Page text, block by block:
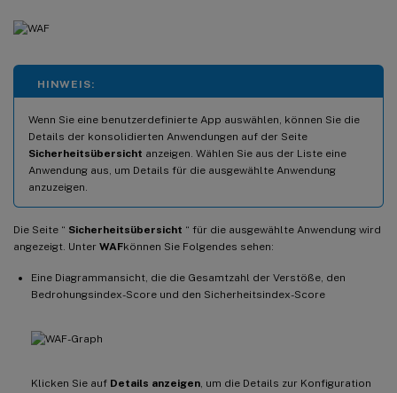
HINWEIS:
Wenn Sie eine benutzerdefinierte App auswählen, können Sie die
Details der konsolidierten Anwendungen auf der Seite
Sicherheitsübersicht anzeigen. Wählen Sie aus der Liste eine
Anwendung aus, um Details für die ausgewählte Anwendung
anzuzeigen.
Die Seite “ Sicherheitsübersicht “ für die ausgewählte Anwendung wird
angezeigt. Unter WAFkönnen Sie Folgendes sehen:
Eine Diagrammansicht, die die Gesamtzahl der Verstöße, den
Bedrohungsindex-Score und den Sicherheitsindex-Score
Klicken Sie auf Details anzeigen , um die Details zur Konfiguration